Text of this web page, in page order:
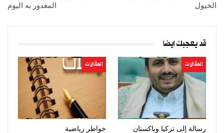
الخيول
المغدور به اليوم
قد يعجبك ايضا
المقالات
رسالة إلى تركيا وباكستان
المقالات
خواطر رياضية